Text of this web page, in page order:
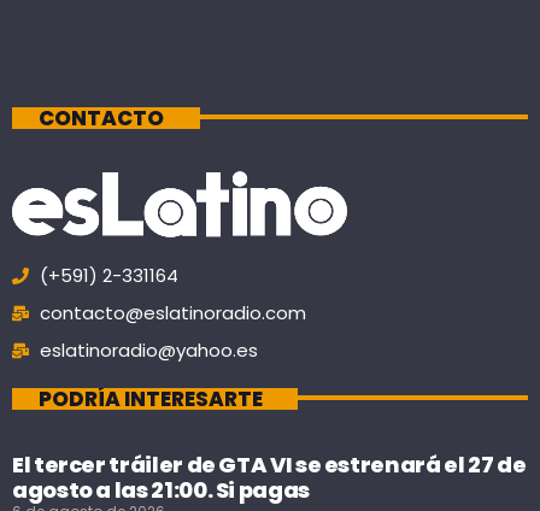
CONTACTO
(+591) 2-331164
contacto@eslatinoradio.com
eslatinoradio@yahoo.es
PODRÍA INTERESARTE
El tercer tráiler de GTA VI se estrenará el 27 de
agosto a las 21:00. Si pagas